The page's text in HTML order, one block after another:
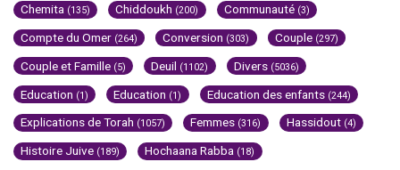
Chemita (135) Chiddoukh (200) Communauté (3)
Compte du Omer (264) Conversion (303) Couple (297)
Couple et Famille (5) Deuil (1102) Divers (5036)
Education (1) Education (1) Education des enfants (244)
Explications de Torah (1057) Femmes (316) Hassidout (4)
Histoire Juive (189) Hochaana Rabba (18)